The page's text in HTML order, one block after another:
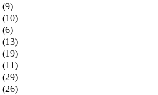
(9)
(10)
(6)
(13)
(19)
(11)
(29)
(26)